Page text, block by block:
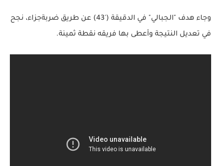
وجاء هدف "الجبالي" في الدقيقة ('43) عن طريق ضربةجزاء، نجح
في تعديل النتيجة وأعطى بها فريقه نقطة ثمينة.